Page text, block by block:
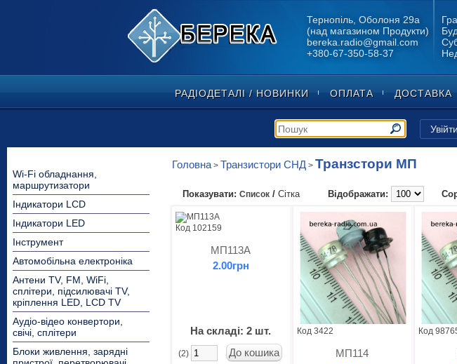
Тернопіль, Оболоня 29а
(над магазином Продукти)
bereka.radio@gmail.com
+380-67-350-58-37
РАДІОДЕТАЛІ / НОВИНКИ ОПЛАТА ДОСТАВКА
Увійти
Wi-Fi обладнання,
маршрутизатори
Індикатори LCD
Індикатори LED
Інструмент
Автомобільна електроніка
Антени TV, FM, WiFi,
сплітери, підсилювачі TV,
кріплення LED, LCD TV
Аудіо-відео конвертори,
свічі, сплітери
Блоки живлення, зарядні
Головна> Транзистори СНД> Транзстори МП
Показувати: Список /Сітка Відображати:
Код 102159
МП113А
2.00грн
На складі: 2 шт.
(2)
Код 3422
МП114
Код